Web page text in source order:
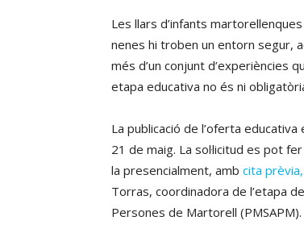
Les llars d’infants
nenes hi troben un entorn segur,
més d’un conjunt d’experiències
etapa educativa no és ni
La publicació de l’oferta
21 de maig. La sol·licitud es pot fer
la presencialment, amb cita prèvia,
Torras, coordinadora de l’etapa
Persones de Martorell (PMSAPM).